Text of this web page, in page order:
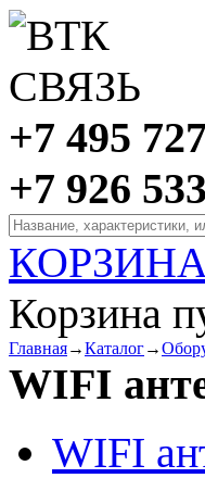
+7 495
+7 926
Корзина
Главная→Каталог→
WIFI
WIFI